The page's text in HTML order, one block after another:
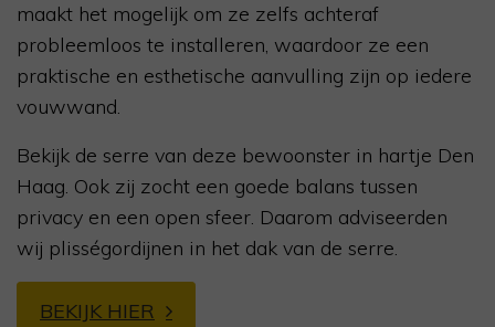
maakt het mogelijk om ze zelfs achteraf
probleemloos te installeren, waardoor ze een
praktische en esthetische aanvulling zijn op iedere
vouwwand.
Bekijk de serre van deze bewoonster in hartje Den
Haag. Ook zij zocht een goede balans tussen
privacy en een open sfeer. Daarom adviseerden
wij plisségordijnen in het dak van de serre.
BEKIJK HIER